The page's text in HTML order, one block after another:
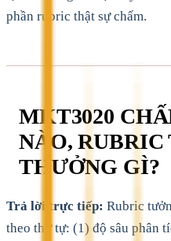
phần rubric thật sự chấm.
MKT3020
NÀO, RUBRIC
THƯỞNG GÌ?
Trả lời trực tiếp: Rubric
theo thứ tự: (1) độ sâu phân